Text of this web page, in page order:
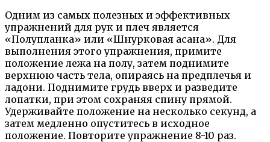
Одним из самых полезных и эффективных
упражнений для рук и плеч является
«Полупланка» или «Шнурковая асана». Для
выполнения этого упражнения, примите
положение лежа на полу, затем поднимите
верхнюю часть тела, опираясь на предплечья и
ладони. Поднимите грудь вверх и разведите
лопатки, при этом сохраняя спину прямой.
Удерживайте положение на несколько секунд, а
затем медленно опуститесь в исходное
положение. Повторите упражнение 8-10 раз.